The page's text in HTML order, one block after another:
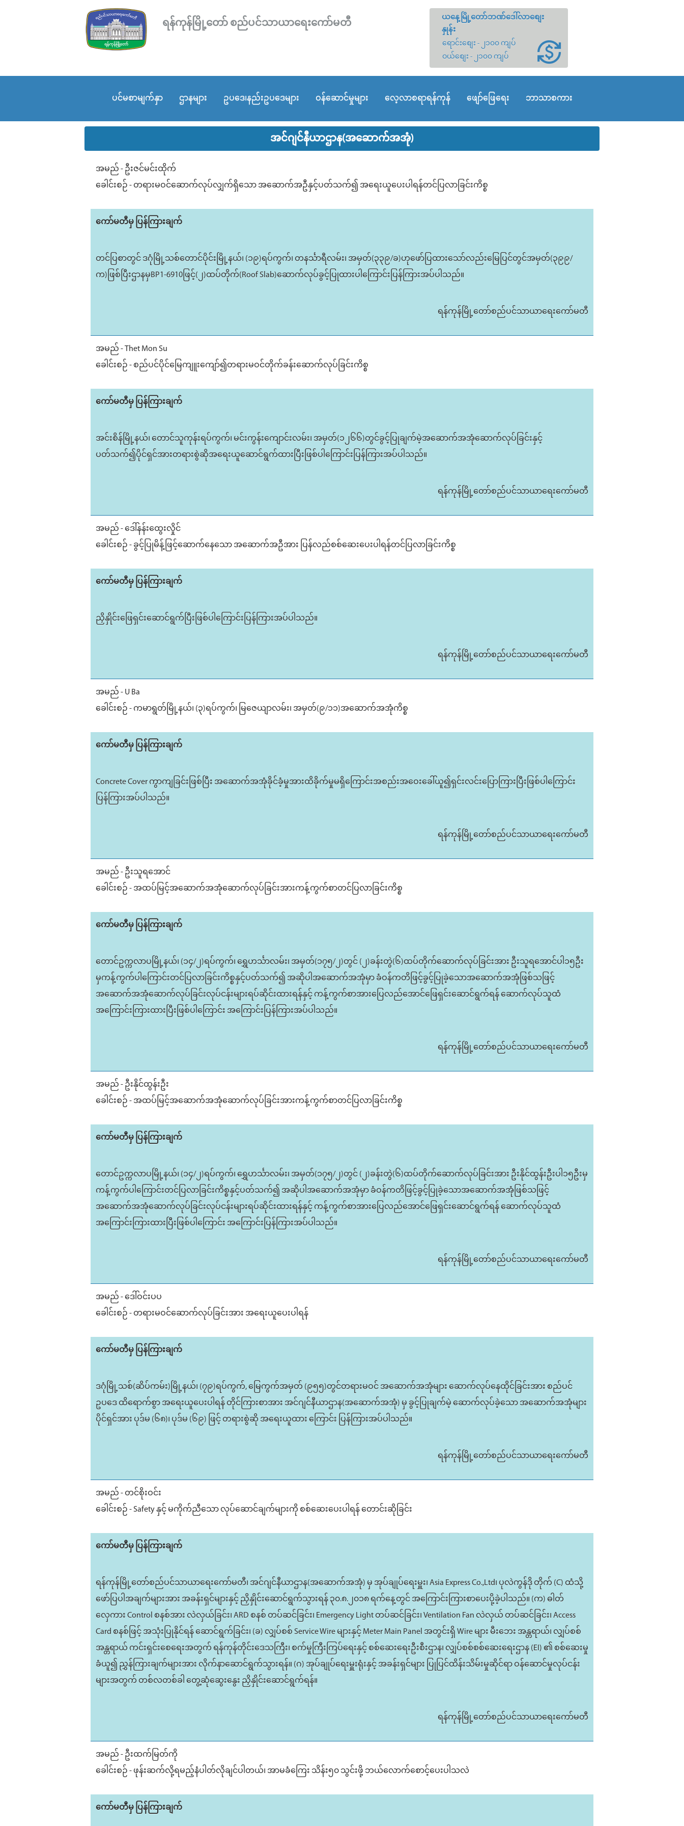
ရန်ကုန်မြို့တော် စည်ပင်သာယာရေးကော်မတီ
ယနေ့မြို့တော်ဘဏ်ဒေါ်လာစျေး
နှုန်း
ရောင်းစျေး - ၂၁၀၀ ကျပ်
ဝယ်စျေး - ၂၁၀၀ ကျပ်
ပင်မစာမျက်နှာ ဌာနများ ဥပဒေ၊နည်းဥပဒေများ ဝန်ဆောင်မှုများ လေ့လာစရာရန်ကုန် ဖျော်ဖြေရေး ဘာသာစကား
အင်ဂျင်နီယာဌာန(အဆောက်အအုံ)
အမည် - ဦးဇင်မင်းထိုက်
ခေါင်းစဉ် - တရားမဝင်ဆောက်လုပ်လျှက်ရှိသော အဆောက်အဦနှင့်ပတ်သက်၍ အရေးယူပေးပါရန်တင်ပြလာခြင်းကိစ္စ
ကော်မတီမှ ပြန်ကြားချက်
တင်ပြစာတွင် ဒဂုံမြို့သစ်တောင်ပိုင်းမြို့နယ်၊ (၁၉)ရပ်ကွက်၊ တနင်္သာရီလမ်း၊ အမှတ်(၃၃၉/ခ)ဟုဖော်ပြထားသော်လည်းမြေပြင်တွင်အမှတ်(၃၉၉/
က)ဖြစ်ပြီးဌာနမှBP1-6910ဖြင့်(၂)ထပ်တိုက်(Roof Slab)ဆောက်လုပ်ခွင့်ပြုထားပါကြောင်းပြန်ကြားအပ်ပါသည်။
ရန်ကုန်မြို့တော်စည်ပင်သာယာရေးကော်မတီ
အမည် - Thet Mon Su
ခေါင်းစဉ် - စည်ပင်ပိုင်မြေကျူးကျော်၍တရားမဝင်တိုက်ခန်းဆောက်လုပ်ခြင်းကိစ္စ
ကော်မတီမှ ပြန်ကြားချက်
အင်းစိန်မြို့နယ်၊ တောင်သူကုန်းရပ်ကွက်၊ မင်းကွန်းကျောင်းလမ်း၊ အမှတ်(၁၂၆၆)တွင်ခွင့်ပြုချက်မဲ့အဆောက်အအုံဆောက်လုပ်ခြင်းနှင့်
ပတ်သက်၍ပိုင်ရှင်အားတရားစွဲဆိုအရေးယူဆောင်ရွက်ထားပြီးဖြစ်ပါကြောင်းပြန်ကြားအပ်ပါသည်။
ရန်ကုန်မြို့တော်စည်ပင်သာယာရေးကော်မတီ
အမည် - ဒေါ်နန်းထွေးလှိုင်
ခေါင်းစဉ် - ခွင့်ပြုမိန့်ဖြင့်ဆောက်နေသော အဆောက်အဦအား ပြန်လည်စစ်ဆေးပေးပါရန်တင်ပြလာခြင်းကိစ္စ
ကော်မတီမှ ပြန်ကြားချက်
ညှိနှိုင်းဖြေရှင်းဆောင်ရွက်ပြီးဖြစ်ပါကြောင်းပြန်ကြားအပ်ပါသည်။
ရန်ကုန်မြို့တော်စည်ပင်သာယာရေးကော်မတီ
အမည် - U Ba
ခေါင်းစဉ် - ကမာရွတ်မြို့နယ်၊ (၃)ရပ်ကွက်၊ မြဇေယျာလမ်း၊ အမှတ်(၉/၁၁)အဆောက်အအုံကိစ္စ
ကော်မတီမှ ပြန်ကြားချက်
Concrete Cover ကွာကျခြင်းဖြစ်ပြီး အဆောက်အအုံခိုင်ခံ့မှုအားထိခိုက်မှုမရှိကြောင်းအစည်းအဝေးခေါ်ယူ၍ရှင်းလင်းပြောကြားပြီးဖြစ်ပါကြောင်း
ပြန်ကြားအပ်ပါသည်။
ရန်ကုန်မြို့တော်စည်ပင်သာယာရေးကော်မတီ
အမည် - ဦးသူရအောင်
ခေါင်းစဉ် - အထပ်မြင့်အဆောက်အအုံဆောက်လုပ်ခြင်းအားကန့်ကွက်စာတင်ပြလာခြင်းကိစ္စ
ကော်မတီမှ ပြန်ကြားချက်
တောင်ဥက္ကလာပမြို့နယ်၊ (၁၄/၂)ရပ်ကွက်၊ ရွှေဟင်္သာလမ်း၊ အမှတ်(၁၇၅/၂)တွင် (၂)ခန်းတွဲ(၆)ထပ်တိုက်ဆောက်လုပ်ခြင်းအား ဦးသူရအောင်ပါ၁၅ဦး
မှကန့်ကွက်ပါကြောင်းတင်ပြလာခြင်းကိစ္စနှင့်ပတ်သက်၍ အဆိုပါအဆောက်အအုံမှာ ခံဝန်ကတိဖြင့်ခွင့်ပြုခဲ့သောအဆောက်အအုံဖြစ်သဖြင့်
အဆောက်အအုံဆောက်လုပ်ခြင်းလုပ်ငန်းများရပ်ဆိုင်းထားရန်နှင့် ကန့်ကွက်စာအားပြေလည်အောင်ဖြေရှင်းဆောင်ရွက်ရန် ဆောက်လုပ်သူထံ
အကြောင်းကြားထားပြီးဖြစ်ပါကြောင်း အကြောင်းပြန်ကြားအပ်ပါသည်။
ရန်ကုန်မြို့တော်စည်ပင်သာယာရေးကော်မတီ
အမည် - ဦးနိုင်ထွန်းဦး
ခေါင်းစဉ် - အထပ်မြင့်အဆောက်အအုံဆောက်လုပ်ခြင်းအားကန့်ကွက်စာတင်ပြလာခြင်းကိစ္စ
ကော်မတီမှ ပြန်ကြားချက်
တောင်ဥက္ကလာပမြို့နယ်၊ (၁၄/၂)ရပ်ကွက်၊ ရွှေဟင်္သာလမ်း၊ အမှတ်(၁၇၅/၂)တွင် (၂)ခန်းတွဲ(၆)ထပ်တိုက်ဆောက်လုပ်ခြင်းအား ဦးနိုင်ထွန်းဦးပါ၁၅ဦးမှ
ကန့်ကွက်ပါကြောင်းတင်ပြလာခြင်းကိစ္စနှင့်ပတ်သက်၍ အဆိုပါအဆောက်အအုံမှာ ခံဝန်ကတိဖြင့်ခွင့်ပြုခဲ့သောအဆောက်အအုံဖြစ်သဖြင့်
အဆောက်အအုံဆောက်လုပ်ခြင်းလုပ်ငန်းများရပ်ဆိုင်းထားရန်နှင့် ကန့်ကွက်စာအားပြေလည်အောင်ဖြေရှင်းဆောင်ရွက်ရန် ဆောက်လုပ်သူထံ
အကြောင်းကြားထားပြီးဖြစ်ပါကြောင်း အကြောင်းပြန်ကြားအပ်ပါသည်။
ရန်ကုန်မြို့တော်စည်ပင်သာယာရေးကော်မတီ
အမည် - ဒေါ်ဝင်းပပ
ခေါင်းစဉ် - တရားမဝင်ဆောက်လုပ်ခြင်းအား အရေးယူပေးပါရန်
ကော်မတီမှ ပြန်ကြားချက်
ဒဂုံမြို့သစ်(ဆိပ်ကမ်း)မြို့နယ်၊ (၇၉)ရပ်ကွက်, မြေကွက်အမှတ် (၉၅၅)တွင်တရားမဝင် အဆောက်အအုံများ ဆောက်လုပ်နေထိုင်ခြင်းအား စည်ပင်
ဥပဒေ ထိရောက်စွာ အရေးယူပေးပါရန် တိုင်ကြားစာအား အင်ဂျင်နီယာဌာန(အဆောက်အအုံ) မှ ခွင့်ပြုချက်မဲ့ ဆောက်လုပ်ခဲ့သော အဆောက်အအုံများ
ပိုင်ရှင်အား ပုဒ်မ (၆၈)၊ ပုဒ်မ (၆၉) ဖြင့် တရားစွဲဆို အရေးယူထား ကြောင်း ပြန်ကြားအပ်ပါသည်။
ရန်ကုန်မြို့တော်စည်ပင်သာယာရေးကော်မတီ
အမည် - တင်စိုးဝင်း
ခေါင်းစဉ် - Safety နှင့် မကိုက်ညီသော လုပ်ဆောင်ချက်များကို စစ်ဆေးပေးပါရန် တောင်းဆိုခြင်း
ကော်မတီမှ ပြန်ကြားချက်
ရန်ကုန်မြို့တော်စည်ပင်သာယာရေးကော်မတီ၊ အင်ဂျင်နီယာဌာန(အဆောက်အအုံ) မှ အုပ်ချုပ်ရေးမှူး၊ Asia Express Co.,Ltd၊ ပုလဲကွန်ဒို တိုက် (C) ထံသို့
ဖော်ပြပါအချက်များအား အခန်းရှင်များနှင့် ညှိနှိုင်းဆောင်ရွက်သွားရန် ၃၀.၈.၂၀၁၈ ရက်နေ့တွင် အကြောင်းကြားစာပေးပို့ခဲ့ပါသည်။ (က) ဓါတ်
လှေကား Control စနစ်အား လဲလှယ်ခြင်း၊ ARD စနစ် တပ်ဆင်ခြင်း၊ Emergency Light တပ်ဆင်ခြင်း၊ Ventilation Fan လဲလှယ် တပ်ဆင်ခြင်း၊ Access
Card စနစ်ဖြင့် အသုံးပြုနိုင်ရန် ဆောင်ရွက်ခြင်း၊ (ခ) လျှပ်စစ် Service Wire များနှင့် Meter Main Panel အတွင်းရှိ Wire များ မီးဘေး အန္တရာယ်၊ လျှပ်စစ်
အန္တရာယ် ကင်းရှင်းစေရေးအတွက် ရန်ကုန်တိုင်းဒေသကြီး၊ စက်မှုကြီးကြပ်ရေးနှင့် စစ်ဆေးရေးဦးစီးဌာန၊ လျှပ်စစ်စစ်ဆေးရေးဌာန (EI) ၏ စစ်ဆေးမှု
ခံယူ၍ ညွှန်ကြားချက်များအား လိုက်နာဆောင်ရွက်သွားရန်။ (ဂ) အုပ်ချုပ်ရေးမှူးရုံးနှင့် အခန်းရှင်များ ပြုပြင်ထိန်းသိမ်းမှုဆိုင်ရာ ဝန်ဆောင်မှုလုပ်ငန်း
များအတွက် တစ်လတစ်ခါ တွေ့ဆုံဆွေးနွေး ညှိနှိုင်းဆောင်ရွက်ရန်။
ရန်ကုန်မြို့တော်စည်ပင်သာယာရေးကော်မတီ
အမည် - ဦးထက်မြတ်ကို
ခေါင်းစဉ် - ဖုန်းဆက်လို့ရမည့်နံပါတ်လိုချင်ပါတယ်၊ အာမခံကြေး သိန်း၅၀ သွင်းဖို့ ဘယ်လောက်စောင့်ပေးပါသလဲ
ကော်မတီမှ ပြန်ကြားချက်